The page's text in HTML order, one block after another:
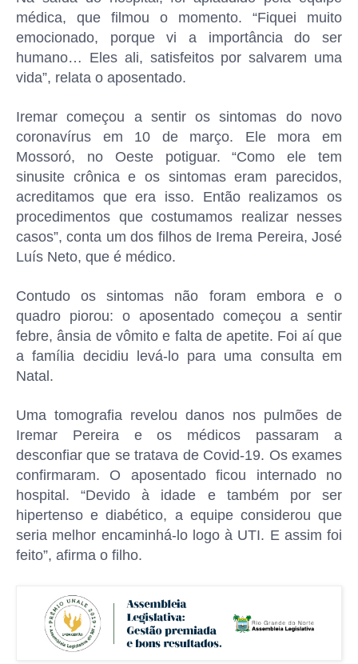
médica, que filmou o momento. “Fiquei muito
emocionado, porque vi a importância do ser
humano… Eles ali, satisfeitos por salvarem uma
vida”, relata o aposentado.
Iremar começou a sentir os sintomas do novo
coronavírus em 10 de março. Ele mora em
Mossoró, no Oeste potiguar. “Como ele tem
sinusite crônica e os sintomas eram parecidos,
acreditamos que era isso. Então realizamos os
procedimentos que costumamos realizar nesses
casos”, conta um dos filhos de Irema Pereira, José
Luís Neto, que é médico.
Contudo os sintomas não foram embora e o
quadro piorou: o aposentado começou a sentir
febre, ânsia de vômito e falta de apetite. Foi aí que
a família decidiu levá-lo para uma consulta em
Natal.
Uma tomografia revelou danos nos pulmões de
Iremar Pereira e os médicos passaram a
desconfiar que se tratava de Covid-19. Os exames
confirmaram. O aposentado ficou internado no
hospital. “Devido à idade e também por ser
hipertenso e diabético, a equipe considerou que
seria melhor encaminhá-lo logo à UTI. E assim foi
feito”, afirma o filho.